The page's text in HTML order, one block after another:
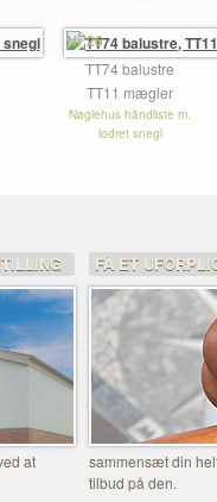
TT74 balustre
TT11 mægler
Nøglehus håndliste m.
lodret snegl
Nr 26
at
FÅ ET
sammensæt din
tilbud på den.